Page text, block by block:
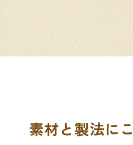
素材と製法に